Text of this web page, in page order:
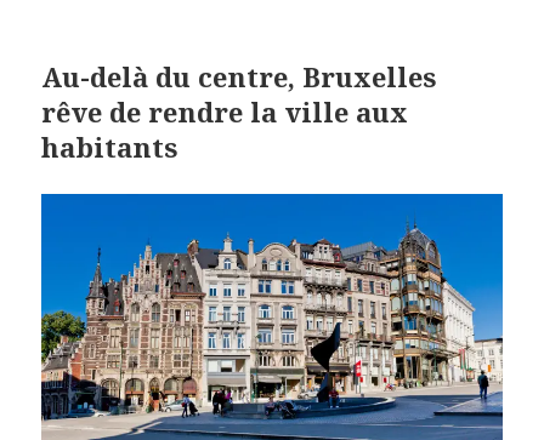
Au-delà du centre, Bruxelles
rêve de rendre la ville aux
habitants